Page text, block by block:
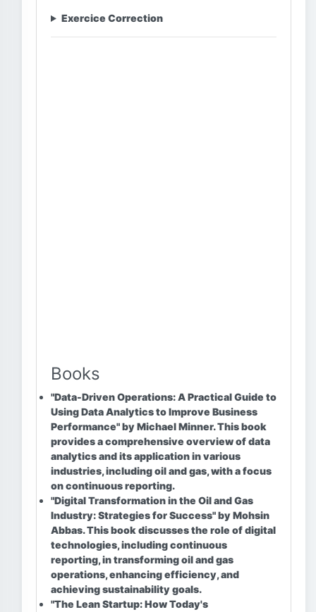
Exercice Correction
Books
"Data-Driven Operations: A Practical Guide to
Using Data Analytics to Improve Business
Performance"by Michael Minner. This book
provides a comprehensive overview of data
analytics and its application in various
industries, including oil and gas, with a focus
on continuous reporting.
"Digital Transformation in the Oil and Gas
Industry: Strategies for Success"by Mohsin
Abbas. This book discusses the role of digital
technologies, including continuous
reporting, in transforming oil and gas
operations, enhancing efficiency, and
achieving sustainability goals.
"The Lean Startup: How Today's